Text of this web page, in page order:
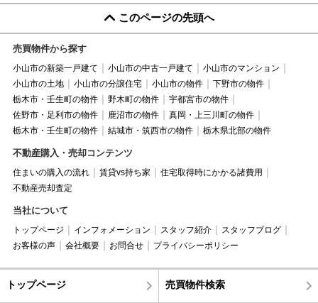
このページの先頭へ
売買物件から探す
小山市の新築一戸建て 小山市の中古一戸建て
小山市のマンション
小山市の土地
小山市の分譲住宅 小山市の物件
下野市の物件
栃木市・壬生町の物件
野木町の物件
宇都宮市の物件
佐野市・足利市の物件
鹿沼市の物件
真岡・上三川町の物件
栃木市・壬生町の物件
結城市・筑西市の物件 栃木県北部の物件
不動産購入・売却コンテンツ
住まいの購入の流れ 賃貸vs持ち家
住宅取得時にかかる諸費用
不動産売却査定
当社について
トップページ インフォメーション スタッフ紹介
スタッフブログ
お客様の声
会社概要 お問合せ プライバシーポリシー
トップページ 売買物件検索